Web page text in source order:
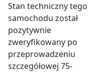
Stan techniczny tego
samochodu został
pozytywnie
zweryfikowany po
przeprowadzeniu
szczegółowej 75-